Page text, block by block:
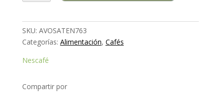
sobres
cantidad
SKU: AVOSATEN763
Categorías: Alimentación, Cafés
Nescafé
Compartir por